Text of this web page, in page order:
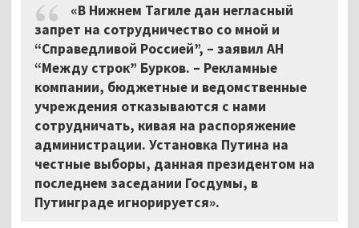
«В Нижнем Тагиле дан негласный
запрет на сотрудничество со мной и
“Справедливой Россией”, – заявил АН
“Между строк” Бурков. – Рекламные
компании, бюджетные и ведомственные
учреждения отказываются с нами
сотрудничать, кивая на распоряжение
администрации. Установка Путина на
честные выборы, данная президентом на
последнем заседании Госдумы, в
Путинграде игнорируется».